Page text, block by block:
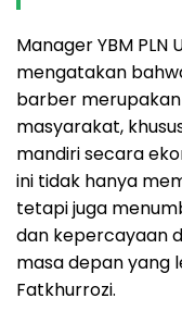
Manager YBM PLN
mengatakan
barber
masyarakat,
mandiri secara
ini tidak hanya
tetapi juga
dan kepercayaan
masa depan yang
Fatkhurrozi.